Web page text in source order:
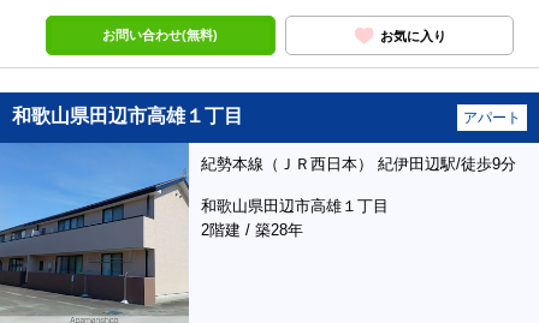
お問い合わせ(無料) お気に入り
和歌山県田辺市高雄１丁目 アパート
紀勢本線（ＪＲ西日本） 紀伊田辺駅/徒歩9分
和歌山県田辺市高雄１丁目
2階建 / 築28年